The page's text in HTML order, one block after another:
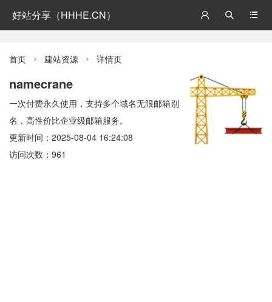
好站分享（HHHE.CN） 


首页  建站资源  详情页
namecrane
一次付费永久使用，支持多个域名无限邮箱别
名，高性价比企业级邮箱服务。
更新时间：2025-08-04 16:24:08
访问次数：961